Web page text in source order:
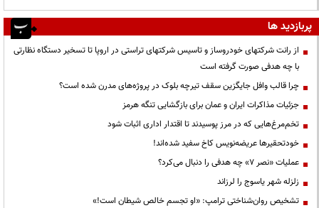
پربازدید ها
از رانت‌ شرکتهای خودروساز و تاسیس شرکتهای تراستی در اروپا تا تسخیر دستگاه نظارتی
با چه هدفی صورت گرفته است
چرا قالب وافل جایگزین سقف تیرچه بلوک در پروژه‌های مدرن شده است؟
جزئیات مذاکرات ایران و عمان برای بازگشایی تنگه هرمز
تخم‌مرغ‌هایی که در مرز پوسیدند تا اقتدار اداری اثبات شود
خودتحقیرها عریضه‌نویس کاخ سفید شده‌اند!
عملیات «نصر ۷» چه هدفی را دنبال می‌کرد؟
زلزله شهر یاسوج را لرزاند
تشخیص روان‌شناختی ترامپ: «او تجسم خالص شیطان است!»